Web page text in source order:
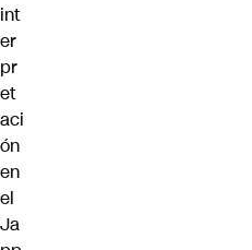
int
er
pr
et
aci
ón
en
el
Ja